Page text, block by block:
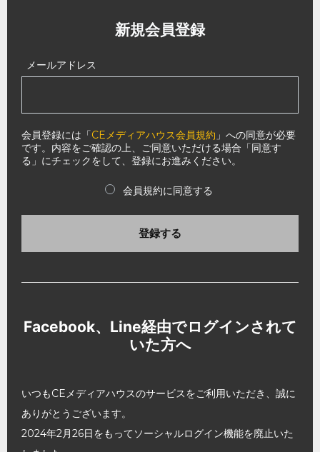
新規会員登録
メールアドレス
会員登録には「CEメディアハウス会員規約 」への同意が必要
です。内容をご確認の上、ご同意いただける場合「同意す
る」にチェックをして、登録にお進みください。
会員規約に同意する
登録する
Facebook、Line経由でログインされて
いた方へ
いつもCEメディアハウスのサービスをご利用いただき、誠に
ありがとうございます。
2024年2月26日をもってソーシャルログイン機能を廃止いた